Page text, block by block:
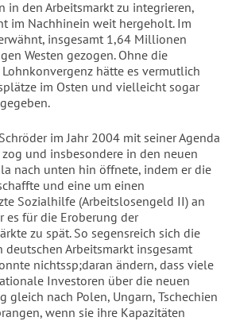
in den Arbeitsmarkt zu integrieren,
im Nachhinein weit hergeholt. Im
insgesamt 1,64 Millionen
Westen gezogen. Ohne die
hätte es vermutlich
im Osten und vielleicht sogar
im Jahr 2004 mit seiner Agenda
und insbesondere in den neuen
nach unten hin öffnete, indem er die
und eine um einen
Sozialhilfe (Arbeitslosengeld II) an
es für die Eroberung der
zu spät. So segensreich sich die
Arbeitsmarkt insgesamt
nichtssp;daran ändern, dass viele
Investoren über die neuen
gleich nach Polen, Ungarn, Tschechien
wenn sie ihre Kapazitäten